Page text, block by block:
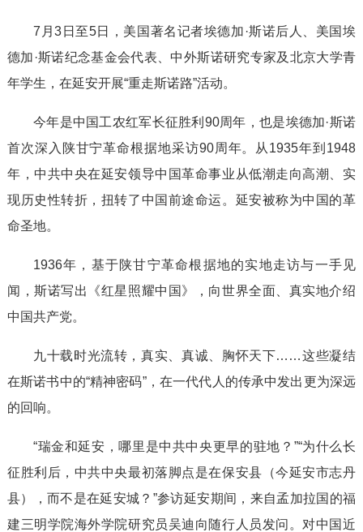
7月3日至5日，美国著名记者埃德加·斯诺后人、美国埃
德加·斯诺纪念基金会代表、中外斯诺研究专家及北京大学青
年学生，在延安开展“重走斯诺路”活动。
今年是中国工农红军长征胜利90周年，也是埃德加·斯诺
首次深入陕甘宁革命根据地采访90周年。从1935年到1948
年，中共中央在延安领导中国革命事业从低潮走向高潮、实
现历史性转折，扭转了中国前途命运。延安被称为中国的革
命圣地。
1936年，基于陕甘宁革命根据地的实地走访与一手见
闻，斯诺写出《红星照耀中国》，向世界全面、真实地介绍
中国共产党。
九十载时光流转，真实、真诚、胸怀天下……这些凝结
在斯诺书中的“精神密码”，在一代代人的传承中发出更为深远
的回响。
“瑞金和延安，哪里是中共中央更早的驻地？”“为什么长
征胜利后，中共中央最初落脚点是在保安县（今延安市志丹
县），而不是在延安城？”参访延安期间，来自孟加拉国的福
建三明学院海外学院研究员吴迪向随行人员发问。对中国近